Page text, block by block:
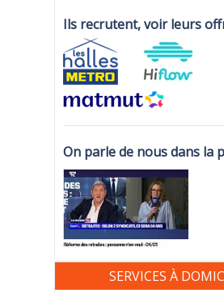
Ils recrutent, voir leurs
On parle de nous dans la
SERVICES À